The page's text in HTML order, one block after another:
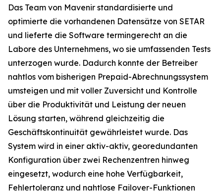
Das Team von Mavenir standardisierte und
optimierte die vorhandenen Datensätze von SETAR
und lieferte die Software termingerecht an die
Labore des Unternehmens, wo sie umfassenden Tests
unterzogen wurde. Dadurch konnte der Betreiber
nahtlos vom bisherigen Prepaid-Abrechnungssystem
umsteigen und mit voller Zuversicht und Kontrolle
über die Produktivität und Leistung der neuen
Lösung starten, während gleichzeitig die
Geschäftskontinuität gewährleistet wurde. Das
System wird in einer aktiv-aktiv, georedundanten
Konfiguration über zwei Rechenzentren hinweg
eingesetzt, wodurch eine hohe Verfügbarkeit,
Fehlertoleranz und nahtlose Failover-Funktionen